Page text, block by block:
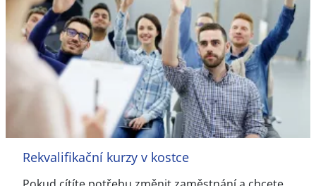
Rekvalifikační kurzy v kostce